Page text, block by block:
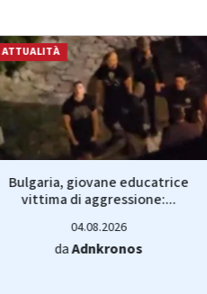
ATTUALITÀ
Bulgaria, giovane educatrice
vittima di aggressione:...
04.08.2026
daAdnkronos